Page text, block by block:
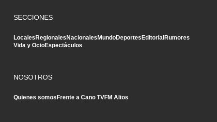
SECCIONES
LocalesRegionalesNacionalesMundoDeportesEditorialRumores
Vida y OcioEspectáculos
NOSOTROS
Quienes somosFrente a Cano TVFM Altos